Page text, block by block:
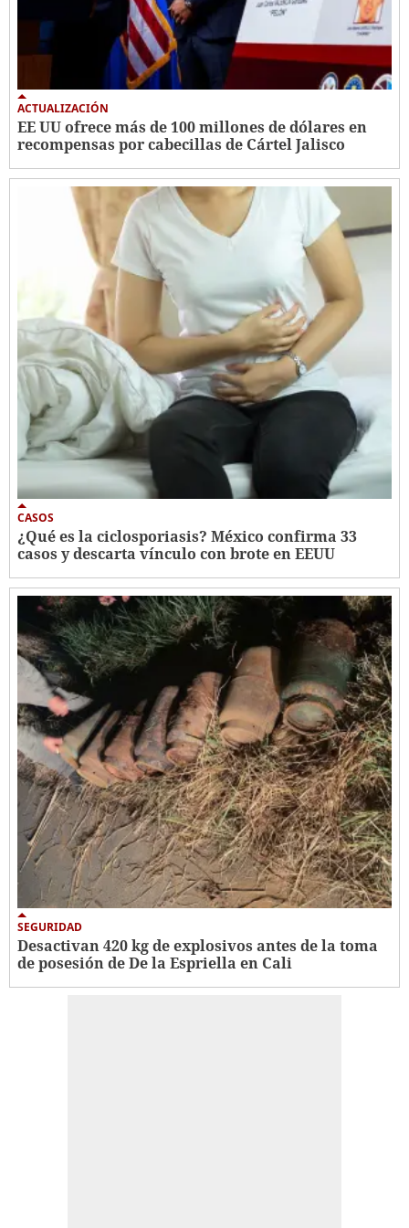
ACTUALIZACIÓN
EE UU ofrece más de 100 millones de dólares en
recompensas por cabecillas de Cártel Jalisco
CASOS
¿Qué es la ciclosporiasis? México confirma 33
casos y descarta vínculo con brote en EEUU
SEGURIDAD
Desactivan 420 kg de explosivos antes de la toma
de posesión de De la Espriella en Cali